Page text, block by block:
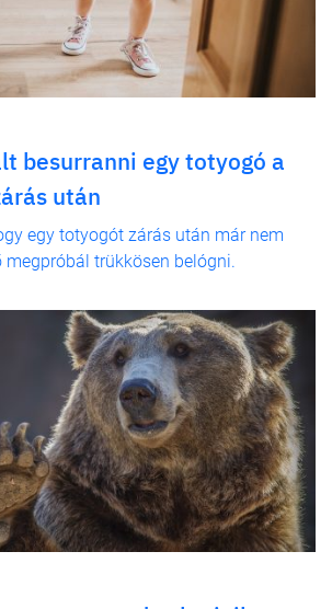
besurranni egy totyogó a
után
egy totyogót zárás után már nem
megpróbál trükkösen belógni.